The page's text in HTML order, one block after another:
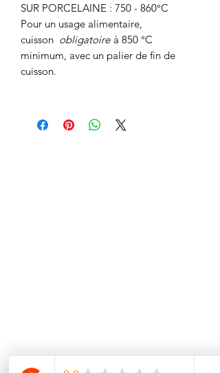
SUR PORCELAINE : 750 - 860°C
Pour un usage alimentaire,
cuisson obligatoire à 850 °C
minimum, avec un palier de fin de
cuisson.